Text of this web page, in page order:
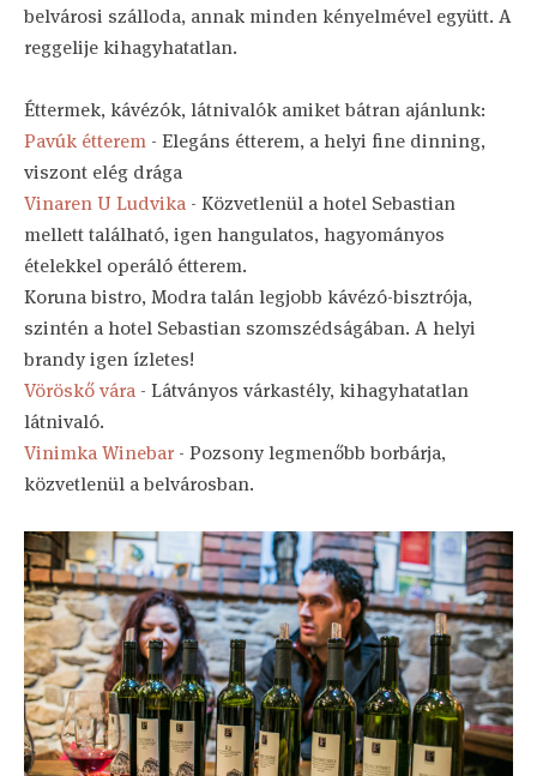
belvárosi szálloda, annak minden kényelmével együtt. A
reggelije kihagyhatatlan.
Éttermek, kávézók, látnivalók amiket bátran ajánlunk:
Pavúk étterem - Elegáns étterem, a helyi fine dinning,
viszont elég drága
Vinaren U Ludvika - Közvetlenül a hotel Sebastian
mellett található, igen hangulatos, hagyományos
ételekkel operáló étterem.
Koruna bistro, Modra talán legjobb kávézó-bisztrója,
szintén a hotel Sebastian szomszédságában. A helyi
brandy igen ízletes!
Vöröskő vára - Látványos várkastély, kihagyhatatlan
látnivaló.
Vinimka Winebar - Pozsony legmenőbb borbárja,
közvetlenül a belvárosban.